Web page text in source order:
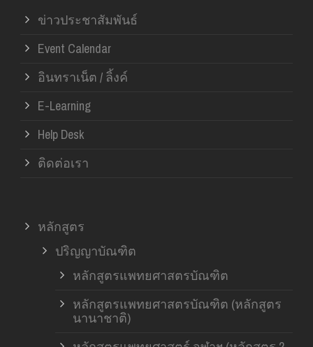
ข่าวประชาสัมพันธ์
Event Calendar
อินทราเน็ต / ลิ้งค์
E-Learning
Help Desk
ติดต่อเรา
หลักสูตร
ปริญญาบัณฑิต
หลักสูตรแพทยศาสตรบัณฑิต
หลักสูตรแพทยศาสตรบัณฑิต (หลักสูตร
นานาชาติ)